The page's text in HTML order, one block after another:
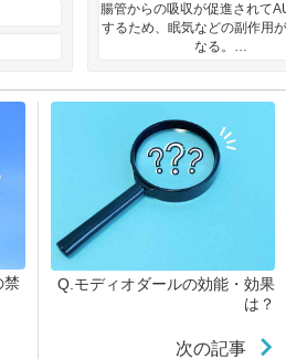
腸管からの吸収が促進されて
するため、眠気などの副作用
なる。…
禁
Q.モディオダールの効能・効果
は？
次の記事